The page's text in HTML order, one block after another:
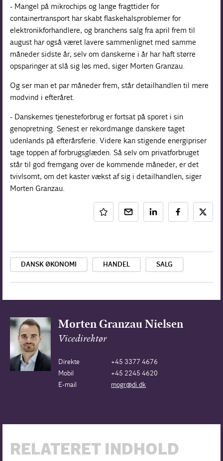
- Mangel på mikrochips og lange fragttider for
containertransport har skabt flaskehalsproblemer for
elektronikforhandlere, og branchens salg fra april frem til
august har også været lavere sammenlignet med samme
måneder sidste år, selv om danskerne i år har haft større
opsparinger at slå sig løs med, siger Morten Granzau.
Og ser man et par måneder frem, står detailhandlen til mere
modvind i efteråret.
- Danskernes tjenesteforbrug er fortsat på sporet i sin
genopretning. Senest er rekordmange danskere taget
udenlands på efterårsferie. Videre kan stigende energipriser
tage toppen af forbrugsglæden. Så selv om privatforbruget
står til god fremgang over de kommende måneder, er det
tvivlsomt, om det kaster vækst af sig i detailhandlen, siger
Morten Granzau.
DANSK ØKONOMI HANDEL SALG
Morten Granzau Nielsen
Vicedirektør
Direkte
+45 3377 4676
Mobil
+45 2245 4620
E-mail
mogr@di.dk
RELATERET INDHOLD